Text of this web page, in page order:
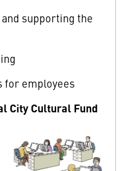
supporting the
for employees
City Cultural Fund